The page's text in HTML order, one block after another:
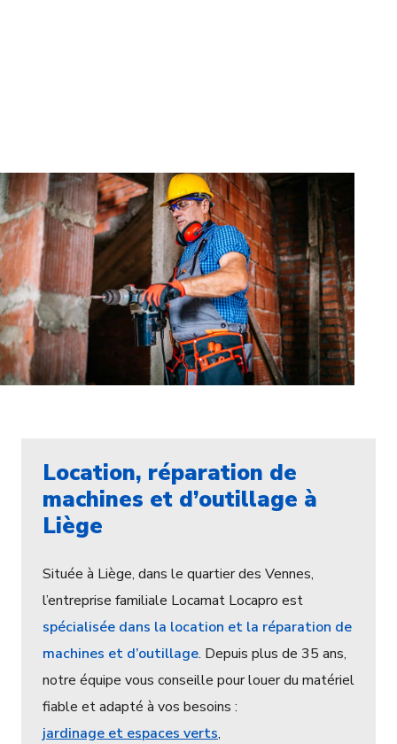
Location, réparation de
machines et d’outillage à
Liège
Située à Liège, dans le quartier des Vennes,
l’entreprise familiale Locamat Locapro est
spécialisée dans la location et la réparation de
machines et d’outillage. Depuis plus de 35 ans,
notre équipe vous conseille pour louer du matériel
fiable et adapté à vos besoins :
jardinage et espaces verts,